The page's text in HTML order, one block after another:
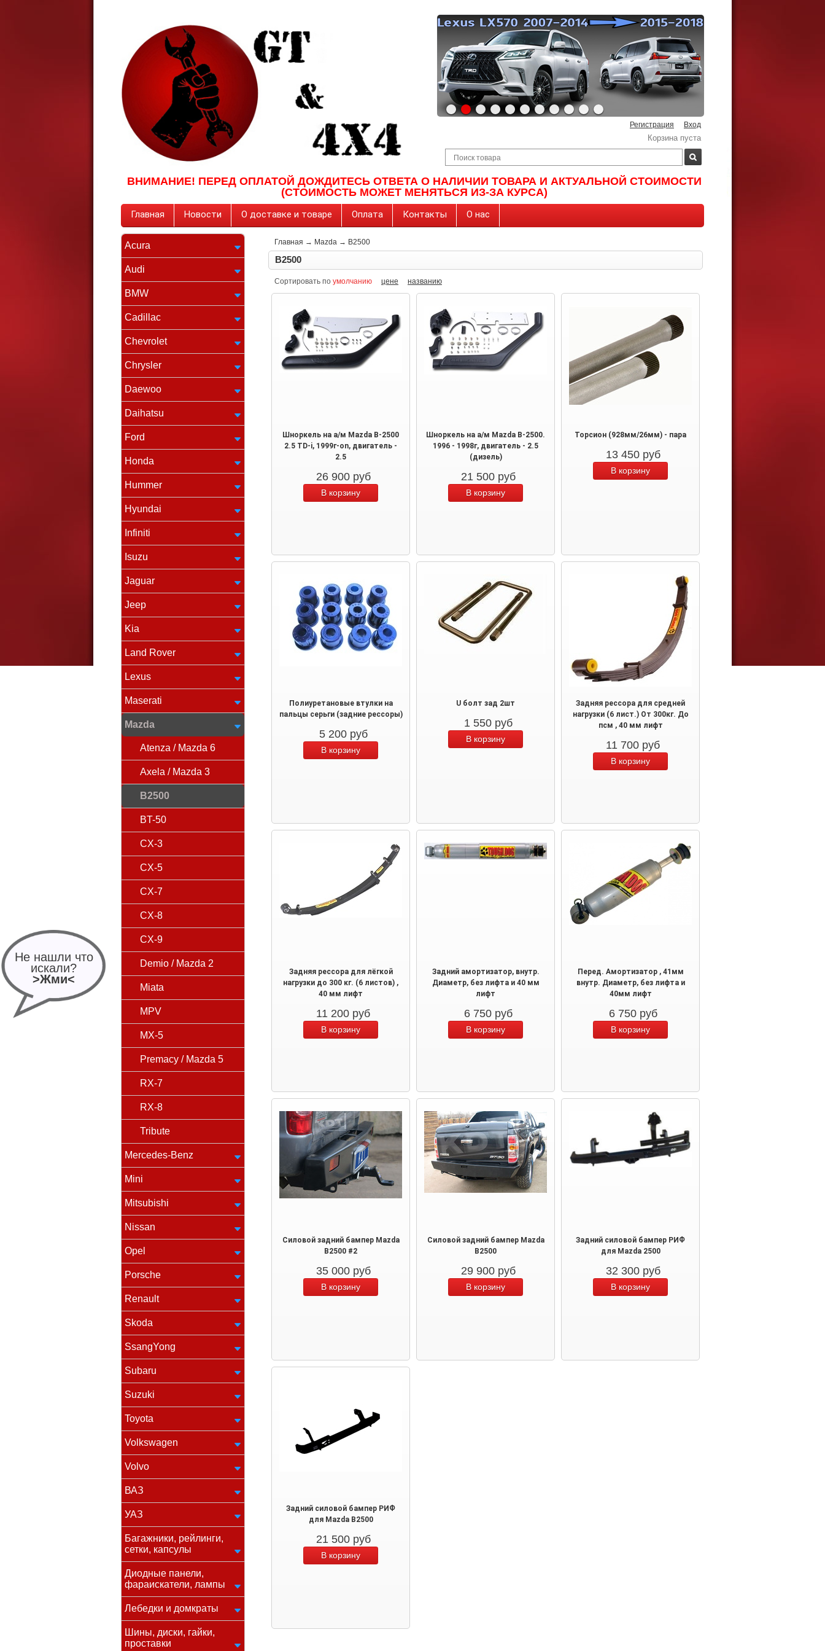
Не нашли что
искали?
>Жми<
Регистрация Вход
Корзина пуста
ВНИМАНИЕ! ПЕРЕД ОПЛАТОЙ ДОЖДИТЕСЬ ОТВЕТА О НАЛИЧИИ ТОВАРА И АКТУАЛЬНОЙ СТОИМОСТИ
(СТОИМОСТЬ МОЖЕТ МЕНЯТЬСЯ ИЗ-ЗА КУРСА)
Главная Новости О доставке и товаре Оплата Контакты О нас
Acura
Audi
BMW
Cadillac
Chevrolet
Chrysler
Daewoo
Daihatsu
Ford
Honda
Hummer
Hyundai
Infiniti
Isuzu
Jaguar
Jeep
Kia
Land Rover
Lexus
Maserati
Mazda
Atenza / Mazda 6
Axela / Mazda 3
B2500
BT-50
CX-3
CX-5
CX-7
CX-8
CX-9
Demio / Mazda 2
Miata
MPV
MX-5
Premacy / Mazda 5
RX-7
RX-8
Tribute
Mercedes-Benz
Mini
Mitsubishi
Nissan
Opel
Porsche
Renault
Skoda
SsangYong
Subaru
Suzuki
Toyota
Volkswagen
Volvo
ВАЗ
УАЗ
Багажники, рейлинги,
сетки, капсулы
Диодные панели,
фараискатели, лампы
Лебедки и домкраты
Шины, диски, гайки,
проставки
Главная → Mazda → B2500
B2500
Сортировать по умолчанию цене названию
Шноркель на а/м Mazda B-2500
2.5 TD-i, 1999г-on, двигатель -
2.5
26 900 руб
Шноркель на а/м Mazda B-2500.
1996 - 1998г, двигатель - 2.5
(дизель)
21 500 руб
Торсион (928мм/26мм) - пара
13 450 руб
Полиуретановые втулки на
пальцы серьги (задние рессоры)
5 200 руб
U болт зад 2шт
1 550 руб
Задняя рессора для средней
нагрузки (6 лист.) От 300кг. До
псм , 40 мм лифт
11 700 руб
Задняя рессора для лёгкой
нагрузки до 300 кг. (6 листов) ,
40 мм лифт
11 200 руб
Задний амортизатор, внутр.
Диаметр, без лифта и 40 мм
лифт
6 750 руб
Перед. Амортизатор , 41мм
внутр. Диаметр, без лифта и
40мм лифт
6 750 руб
Силовой задний бампер Mazda
B2500 #2
35 000 руб
Силовой задний бампер Mazda
B2500
29 900 руб
Задний силовой бампер РИФ
для Mazda 2500
32 300 руб
Задний силовой бампер РИФ
для Mazda B2500
21 500 руб